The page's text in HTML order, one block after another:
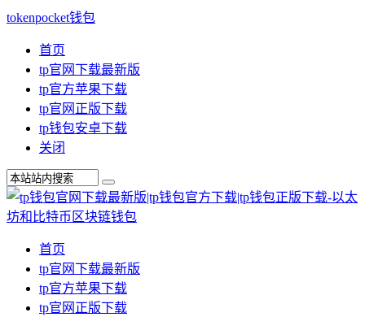
tokenpocket钱包
首页
tp官网下载最新版
tp官方苹果下载
tp官网正版下载
tp钱包安卓下载
关闭
首页
tp官网下载最新版
tp官方苹果下载
tp官网正版下载